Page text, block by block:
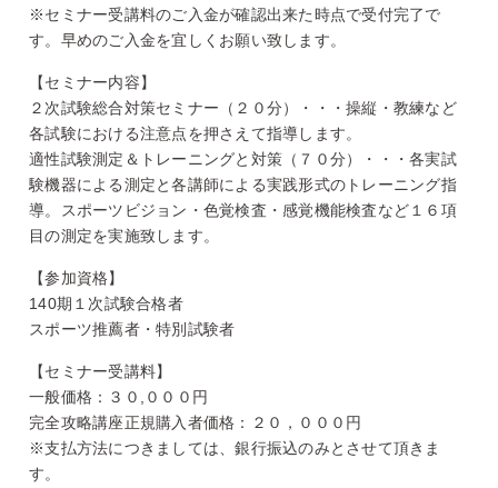
※セミナー受講料のご入金が確認出来た時点で受付完了で
す。早めのご入金を宜しくお願い致します。
【セミナー内容】
２次試験総合対策セミナー（２０分）・・・操縦・教練など
各試験における注意点を押さえて指導します。
適性試験測定＆トレーニングと対策（７０分）・・・各実試
験機器による測定と各講師による実践形式のトレーニング指
導。スポーツビジョン・色覚検査・感覚機能検査など１６項
目の測定を実施致します。
【参加資格】
140期１次試験合格者
スポーツ推薦者・特別試験者
【セミナー受講料】
一般価格：３０,０００円
完全攻略講座正規購入者価格：２０，０００円
※支払方法につきましては、銀行振込のみとさせて頂きま
す。